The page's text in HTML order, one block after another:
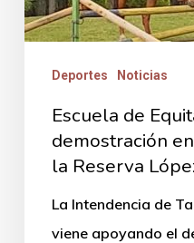
Deportes Noticias
Escuela de
demostración
la Reserva
La Intendencia de
viene apoyando el